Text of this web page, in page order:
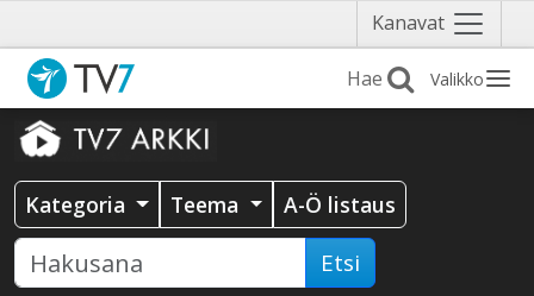
Kanavat Näytä
valikko
Valikko
Kategoria Teema A-Ö listaus
Etsi